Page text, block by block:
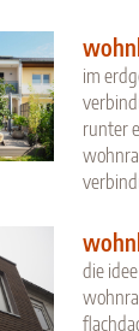
im
runter
die